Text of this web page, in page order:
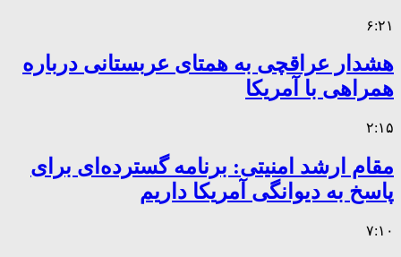
۶:۲۱
هشدار عراقچی به همتای عربستانی درباره
همراهی با آمریکا
۲:۱۵
مقام ارشد امنیتی: برنامه گسترده‌ای برای
پاسخ به دیوانگی آمریکا داریم
۷:۱۰